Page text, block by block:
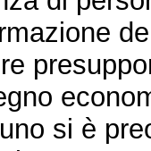
si è